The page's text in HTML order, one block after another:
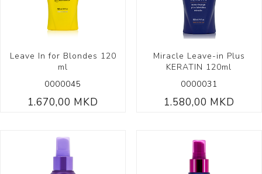
Leave In for Blondes 120
ml
0000045
1.670,00 MKD
Miracle Leave-in Plus
KERATIN 120ml
0000031
1.580,00 MKD